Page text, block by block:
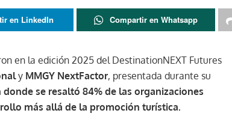
en LinkedIn Compartir en Whatsapp
en la edición 2025 del DestinationNEXT Futures
y MMGY NextFactor, presentada durante su
donde se resaltó 84% de las organizaciones
más allá de la promoción turística.